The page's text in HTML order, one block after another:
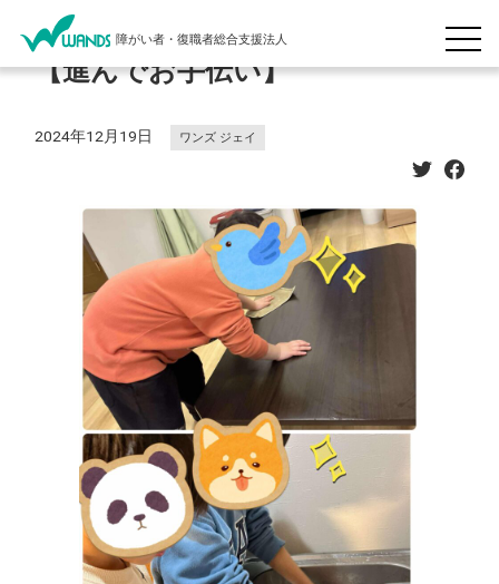
障がい者・復職者総合支援法人
【進んでお手伝い】
2024年12月19日 ワンズ ジェイ